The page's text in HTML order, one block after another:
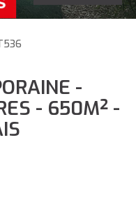
-
- 650M² -